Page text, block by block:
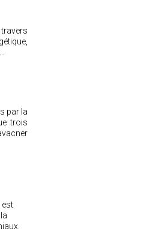
par la
trois
est